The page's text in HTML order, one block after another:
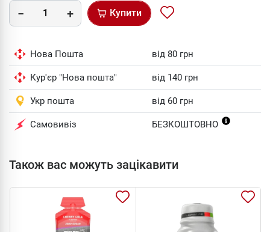
Купити
Нова Пошта від 80 грн
Кур'єр "Нова пошта" від 140 грн
Укр пошта від 60 грн
Самовивіз БЕЗКОШТОВНО
Також вас можуть зацікавити